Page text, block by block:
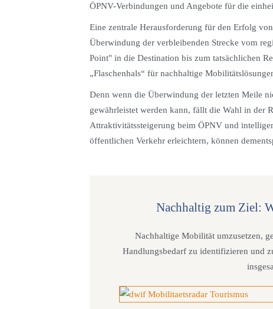
ÖPNV-Verbindungen und Angebote für die
Eine zentrale Herausforderung für den Erfolg
Überwindung der verbleibenden Strecke vom
Point" in die Destination bis zum tatsächlichen
„Flaschenhals“ für nachhaltige
Denn wenn die Überwindung der letzten Meile
gewährleistet werden kann, fällt die Wahl in der
Attraktivitätssteigerung beim ÖPNV und
öffentlichen Verkehr erleichtern, können
Nachhaltig zum Ziel:
Nachhaltige Mobilität umzusetzen,
Handlungsbedarf zu identifizieren und